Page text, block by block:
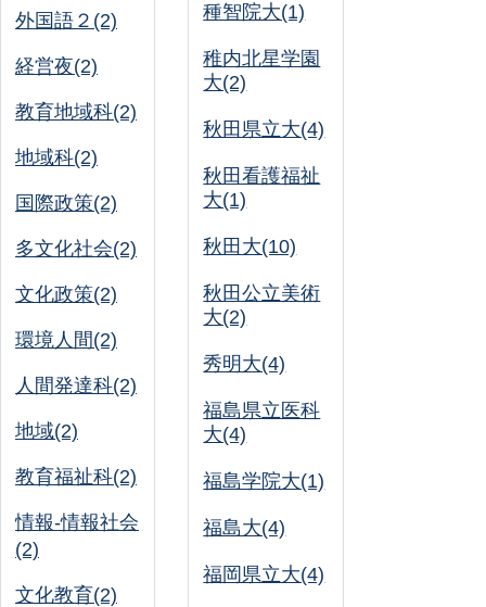
外国語２(2)
経営夜(2)
教育地域科(2)
地域科(2)
国際政策(2)
多文化社会(2)
文化政策(2)
環境人間(2)
人間発達科(2)
地域(2)
教育福祉科(2)
情報-情報社会
(2)
文化教育(2)
種智院大(1)
稚内北星学園
大(2)
秋田県立大(4)
秋田看護福祉
大(1)
秋田大(10)
秋田公立美術
大(2)
秀明大(4)
福島県立医科
大(4)
福島学院大(1)
福島大(4)
福岡県立大(4)